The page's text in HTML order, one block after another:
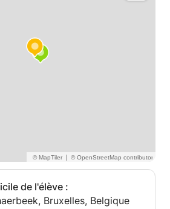
|
de l'élève :
Bruxelles, Belgique